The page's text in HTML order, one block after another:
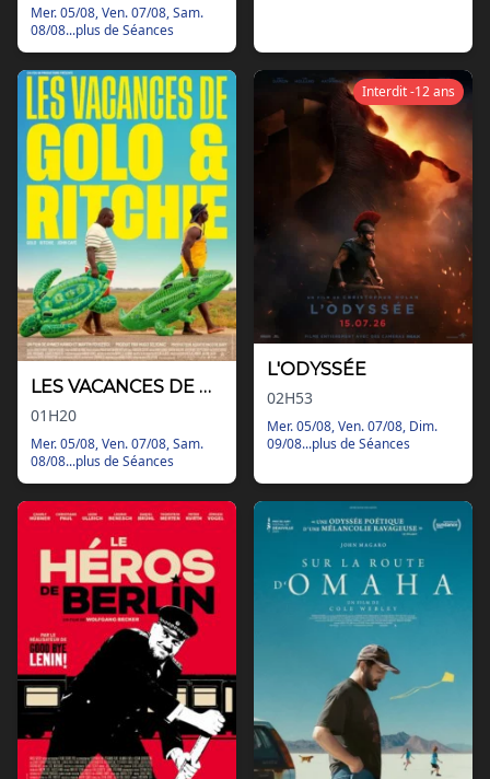
Mer. 05/08, Ven. 07/08, Sam.
08/08...plus de Séances
LES VACANCES DE GOLO & RITCHIE
01H20
Mer. 05/08, Ven. 07/08, Sam.
08/08...plus de Séances
Interdit -12 ans
L'ODYSSÉE
02H53
Mer. 05/08, Ven. 07/08, Dim.
09/08...plus de Séances